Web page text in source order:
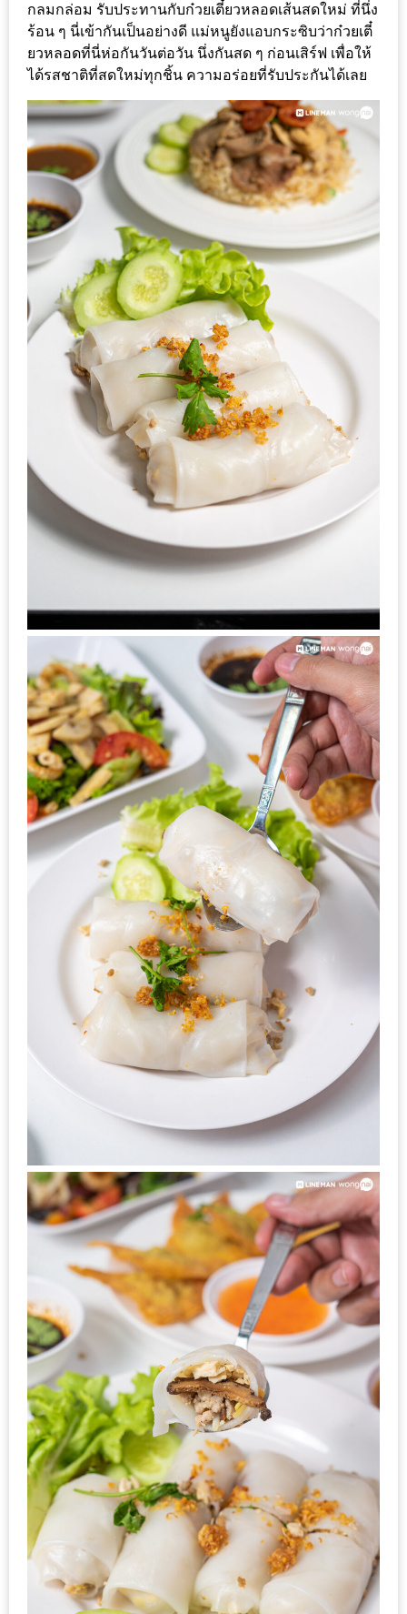
ชาติ
2557
ร้าน
หมู
กระทะ
ทั่ว
เชียงใหม่
TOP30
ไม่
เกิน
200
บาท
รีวิว
ดี
กับ
วงใน
ฟรี
GIFTCODE!
ลายแทง
ความ
อร่อย
ทั่ว
เชียงใหม่
ลุ้น
บัตร
รับ
ประทาน
บุฟเฟ่ต์
ฟรี
ที่
LE
CRYSTAL
เชียงใหม่
ฟรี
2
ท่าน
VOUCHER
รับ
ประทาน
อาหาร
มูลค่า
1,000
ฟรี
3
รางวัล
วัน
แม่
สุด
พิเศษ
โปร
โม
ชั่น
กลมกล่อม รับประทานกับก๋วยเตี๋ยวหลอดเส้นสดใหม่ ที่นึ่ง
ร้อน ๆ นี่เข้ากันเป็นอย่างดี แม่หนูยังแอบกระซิบว่าก๋วยเตี๋
ยวหลอดที่นี่ห่อกันวันต่อวัน นึ่งกันสด ๆ ก่อนเสิร์ฟ เพื่อให้
ได้รสชาติที่สดใหม่ทุกชิ้น ความอร่อยที่รับประกันได้เลย